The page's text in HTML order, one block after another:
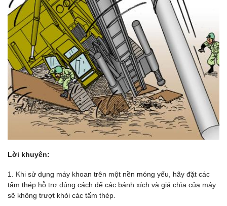
Lời khuyên:
1. Khi sử dụng máy khoan trên một nền móng yếu, hãy đặt các
tấm thép hỗ trợ đúng cách để các bánh xích và giá chìa của máy
sẽ không trượt khỏi các tấm thép.